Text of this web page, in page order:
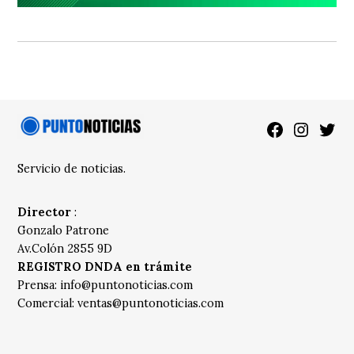
Facebook
Servicio de noticias.
Director :
Gonzalo Patrone
Av.Colón 2855 9D
REGISTRO DNDA en trámite
Prensa: info@puntonoticias.com
Comercial:ventas@puntonoticias.com